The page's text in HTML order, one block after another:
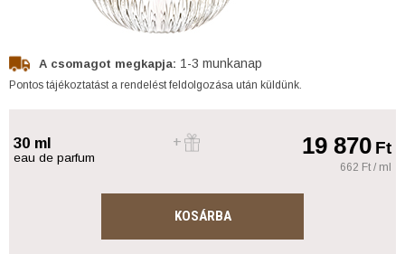
A csomagot megkapja: 1-3 munkanap
Pontos tájékoztatást a rendelést feldolgozása után küldünk.
30 ml
eau de parfum 19 870Ft
662 Ft / ml
KOSÁRBA